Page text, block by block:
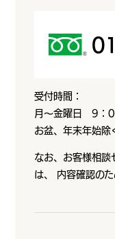
受付時間：
月～金曜日 9：
お盆、年末年始除
なお、お客様相談
は、 内容確認のた